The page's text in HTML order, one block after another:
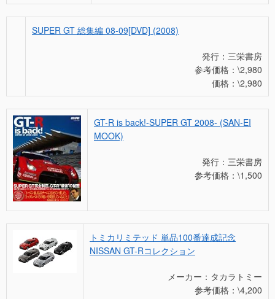
SUPER GT 総集編 08-09[DVD] (2008)
発行：三栄書房
参考価格：\2,980
価格：\2,980
GT-R is back!-SUPER GT 2008- (SAN-EI
MOOK)
発行：三栄書房
参考価格：\1,500
トミカリミテッド 単品100番達成記念
NISSAN GT-Rコレクション
メーカー：タカラトミー
参考価格：\4,200